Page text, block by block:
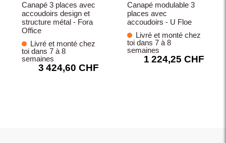
Canapé 3 places avec
accoudoirs design et
structure métal - Fora
Office
Livré et monté chez
toi dans 7 à 8
semaines
3 424,60 CHF
Canapé modulable 3
places avec
accoudoirs - U Floe
Livré et monté chez
toi dans 7 à 8
semaines
1 224,25 CHF